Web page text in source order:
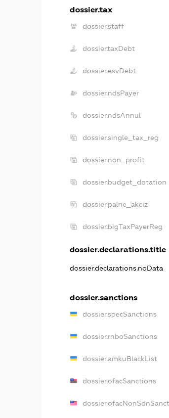
dossier.tax
dossier.staff
dossier.taxDebt
dossier.esvDebt
dossier.ndsPayer
dossier.ndsAnnul
dossier.single_tax_reg
dossier.non_profit
dossier.budget_dotation
dossier.palne_akciz
dossier.bigTaxPayerReg
dossier.declarations.title
dossier.declarations.noData
dossier.sanctions
dossier.specSanctions
dossier.rnboSanctions
dossier.amkuBlackList
dossier.ofacSanctions